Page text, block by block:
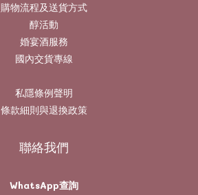
購物流程及送貨方式
醇活動
婚宴酒服務
國內交貨專線
私隱條例聲明
條款細則與退換政策
聯絡我們
WhatsApp查詢